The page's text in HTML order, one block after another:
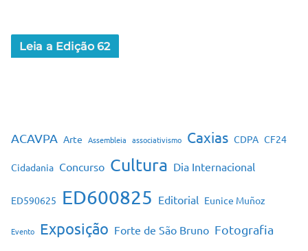
Leia a Edição 62
ACAVPA Arte Assembleia associativismo Caxias CDPA CF24
Cidadania Concurso Cultura Dia Internacional
ED590625 ED600825 Editorial Eunice Muñoz
Evento Exposição Forte de São Bruno Fotografia